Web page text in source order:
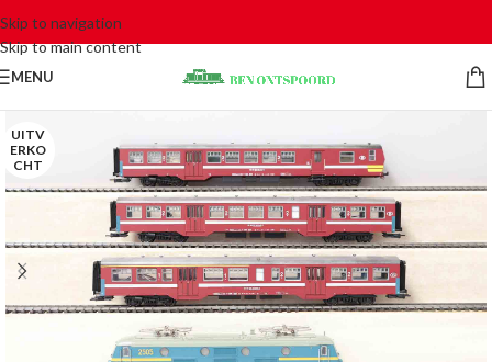
Skip to navigation
Skip to main content
MENU
UITV
ERKO
CHT